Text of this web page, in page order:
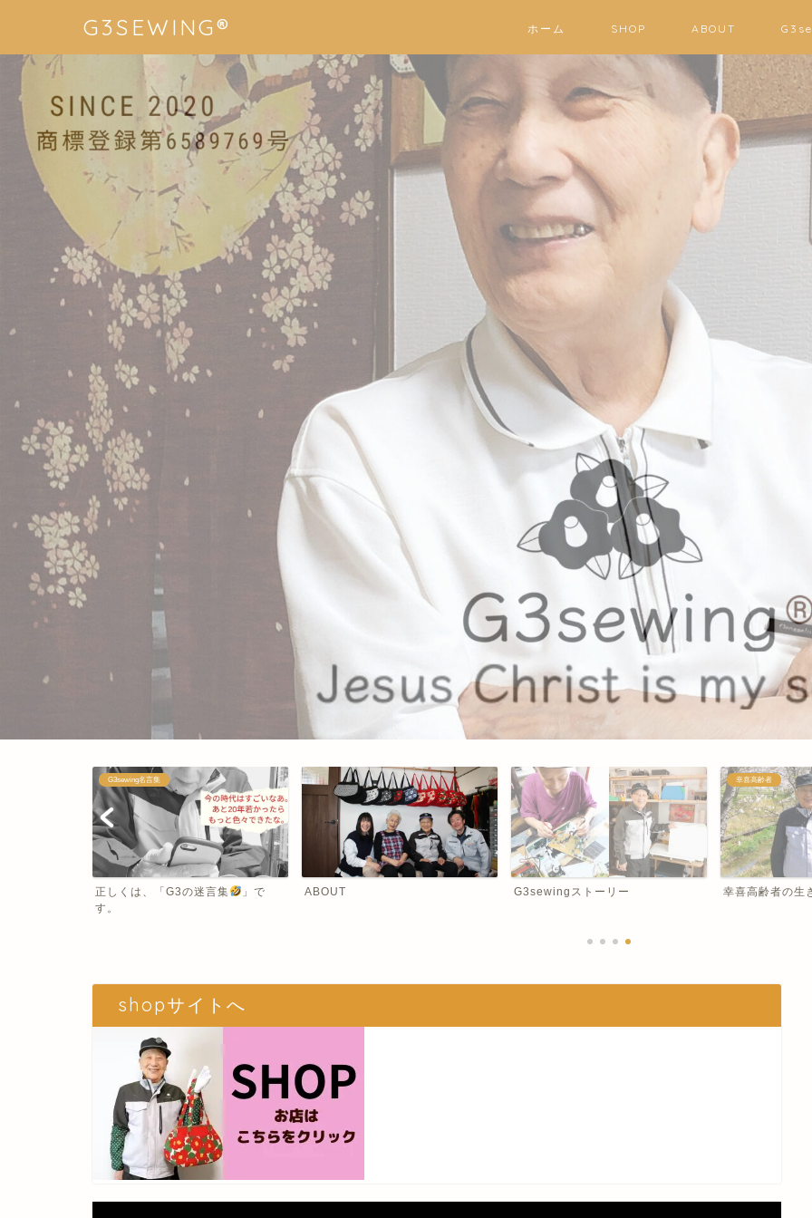
G3SEWING®︎ ホーム SHOP ABOUT
G3sewing名言集
正しくは、「G3の迷言集
」で
す。
ABOUT G3sewingストーリー
幸喜高齢者
幸喜高齢者の生
shopサイトへ